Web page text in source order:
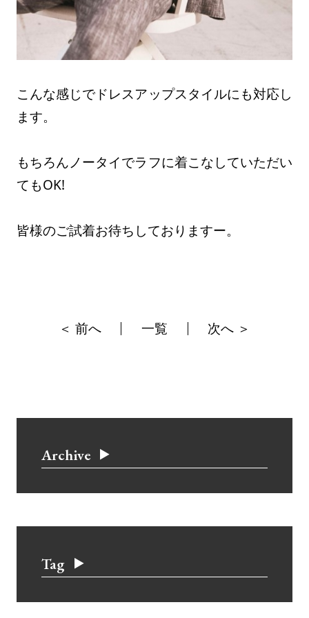
こんな感じでドレスアップスタイルにも対応し
ます。
もちろんノータイでラフに着こなしていただい
てもOK!
皆様のご試着お待ちしておりますー。
＜ 前へ 一覧 次へ ＞
Archive
Tag